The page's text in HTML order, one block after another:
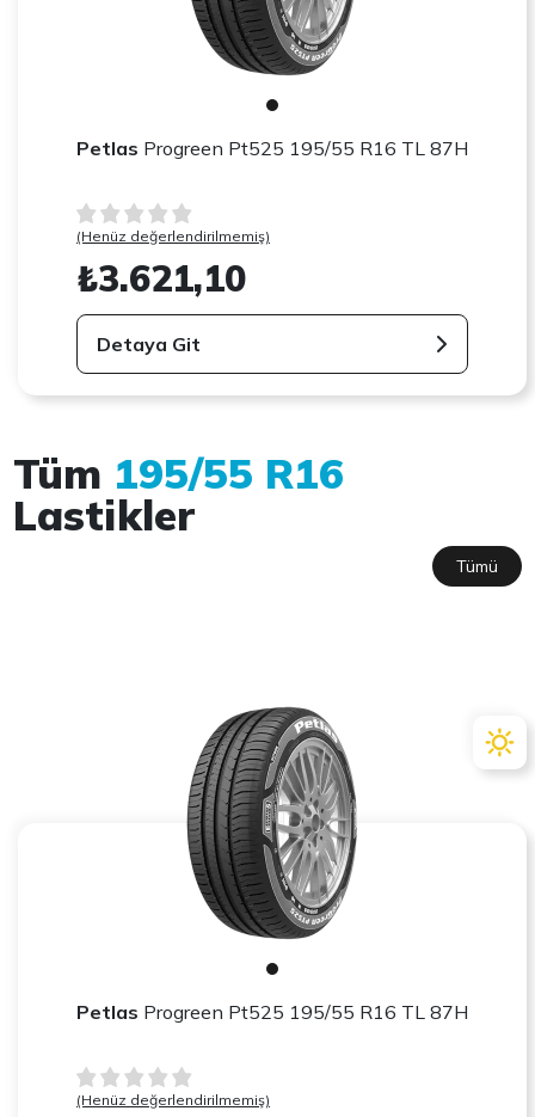
Petlas Progreen Pt525 195/55 R16 TL 87H
(Henüz değerlendirilmemiş)
₺3.621,10
Detaya Git
Tüm 195/55 R16
Lastikler
Tümü
Petlas Progreen Pt525 195/55 R16 TL 87H
(Henüz değerlendirilmemiş)